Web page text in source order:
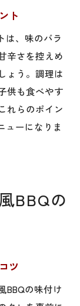
ト
は、味のバラ
辛さを控えめ
ょう。調理は
供も食べやす
れらのポイン
ューになりま
BBQの
ツ
BBQの味付け